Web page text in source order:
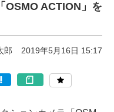
OSMO ACTION」を
郎 2019年5月16日 15:17